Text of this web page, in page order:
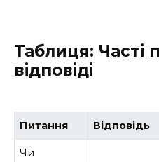
Таблиця: Часті
відповіді
Питання Відповідь
Чи